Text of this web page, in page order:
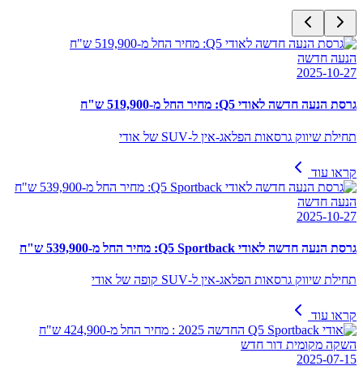
הנעה חדשה
2025-10-27
גרסת הנעה חדשה לאודי Q5: מחיר החל מ-519,900 ש"ח
תחילת שיווק גרסאות הפלאג-אין ל-SUV של אודי
קראו עוד
הנעה חדשה
2025-10-27
גרסת הנעה חדשה לאודי Q5 Sportback: מחיר החל מ-539,900 ש"ח
תחילת שיווק גרסאות הפלאג-אין ל-SUV קופה של אודי
קראו עוד
השקה מקומית דור חדש
2025-07-15